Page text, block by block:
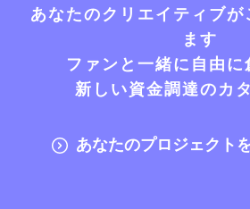
あなたのクリエイティブが
ます
ファンと一緒に自由に
新しい資金調達のカ
あなたのプロジェクト